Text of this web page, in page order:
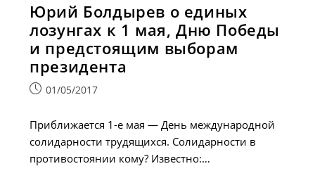
Юрий Болдырев о единых
лозунгах к 1 мая, Дню Победы
и предстоящим выборам
президента
Запись01/05/2017
Приближается 1-е мая — День международной
солидарности трудящихся. Солидарности в
противостоянии кому? Известно:…